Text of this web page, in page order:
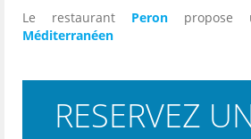
Le restaurant Peron propose
Méditerranéen
RESERVEZ